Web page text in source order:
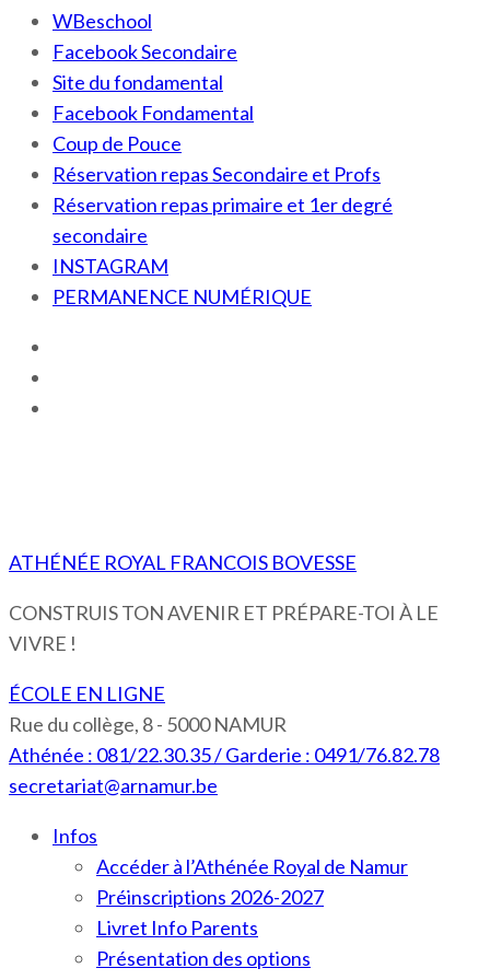
WBeschool
Facebook Secondaire
Site du fondamental
Facebook Fondamental
Coup de Pouce
Réservation repas Secondaire et Profs
Réservation repas primaire et 1er degré
secondaire
INSTAGRAM
PERMANENCE NUMÉRIQUE
ATHÉNÉE ROYAL FRANCOIS BOVESSE
CONSTRUIS TON AVENIR ET PRÉPARE-TOI À LE
VIVRE !
ÉCOLE EN LIGNE
Rue du collège, 8 - 5000 NAMUR
Athénée : 081/22.30.35 / Garderie : 0491/76.82.78
secretariat@arnamur.be
Infos
Accéder à l’Athénée Royal de Namur
Préinscriptions 2026-2027
Livret Info Parents
Présentation des options